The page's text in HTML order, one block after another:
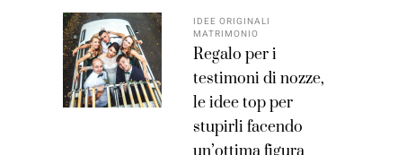
IDEE ORIGINALI
MATRIMONIO
Regalo per i
testimoni di nozze,
le idee top per
stupirli facendo